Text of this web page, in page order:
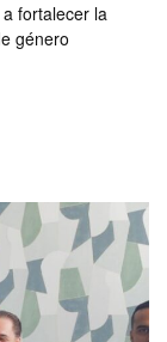
fortalecer la
género